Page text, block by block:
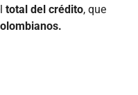
total del crédito, que